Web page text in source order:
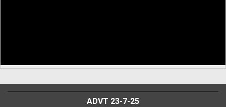
ADVT 23-7-25